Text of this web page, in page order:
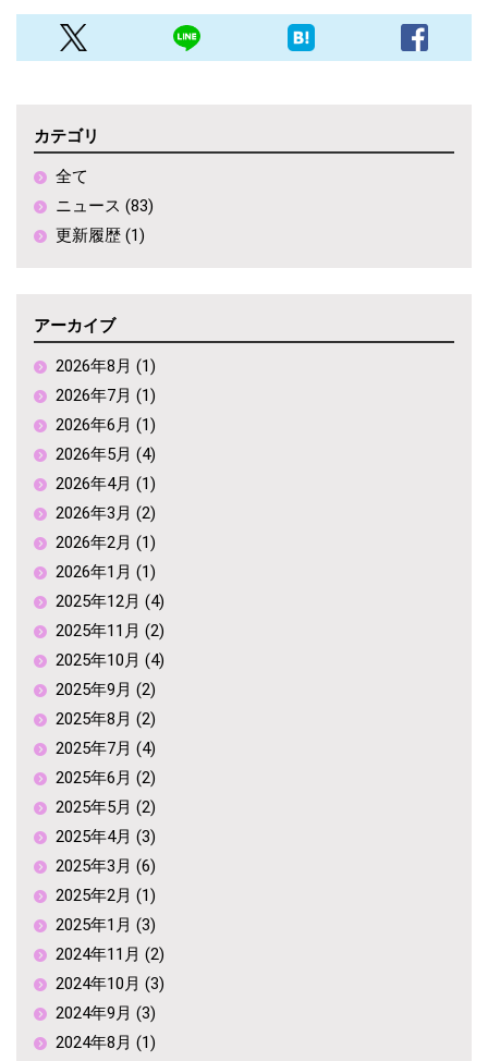
カテゴリ
全て
ニュース (83)
更新履歴 (1)
アーカイブ
2026年8月 (1)
2026年7月 (1)
2026年6月 (1)
2026年5月 (4)
2026年4月 (1)
2026年3月 (2)
2026年2月 (1)
2026年1月 (1)
2025年12月 (4)
2025年11月 (2)
2025年10月 (4)
2025年9月 (2)
2025年8月 (2)
2025年7月 (4)
2025年6月 (2)
2025年5月 (2)
2025年4月 (3)
2025年3月 (6)
2025年2月 (1)
2025年1月 (3)
2024年11月 (2)
2024年10月 (3)
2024年9月 (3)
2024年8月 (1)